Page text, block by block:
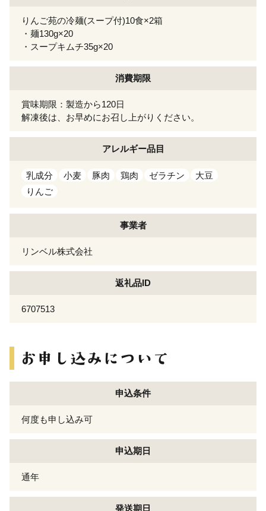
りんご苑の冷麺(スープ付)10食×2箱
・麺130g×20
・スープキムチ35g×20
消費期限
賞味期限：製造から120日
解凍後は、お早めにお召し上がりください。
アレルギー品目
乳成分 小麦 豚肉 鶏肉 ゼラチン
大豆
りんご
事業者
リンベル株式会社
返礼品ID
6707513
申込条件
何度も申し込み可
申込期日
通年
発送期日